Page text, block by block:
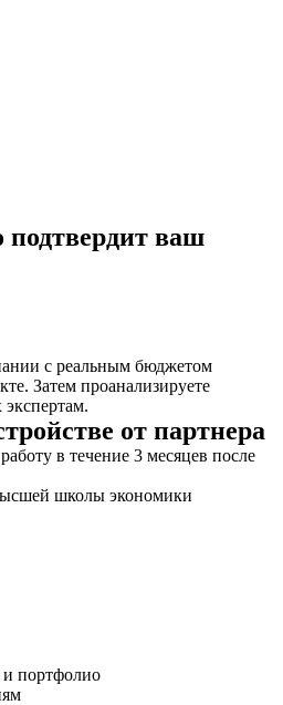
подтвердит ваш
с реальным бюджетом
Затем проанализируете
экспертам.
от партнера
в течение 3 месяцев после
школы экономики
портфолио